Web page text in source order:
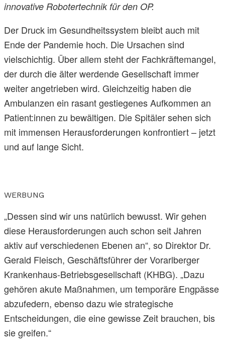
innovative Robotertechnik für den OP.
Der Druck im Gesundheitssystem bleibt auch mit
Ende der Pandemie hoch. Die Ursachen sind
vielschichtig. Über allem steht der Fachkräftemangel,
der durch die älter werdende Gesellschaft immer
weiter angetrieben wird. Gleichzeitig haben die
Ambulanzen ein rasant gestiegenes Aufkommen an
Patient:innen zu bewältigen. Die Spitäler sehen sich
mit immensen Herausforderungen konfrontiert – jetzt
und auf lange Sicht.
WERBUNG
„Dessen sind wir uns natürlich bewusst. Wir gehen
diese Herausforderungen auch schon seit Jahren
aktiv auf verschiedenen Ebenen an“, so Direktor Dr.
Gerald Fleisch, Geschäftsführer der Vorarlberger
Krankenhaus-Betriebsgesellschaft (KHBG). „Dazu
gehören akute Maßnahmen, um temporäre Engpässe
abzufedern, ebenso dazu wie strategische
Entscheidungen, die eine gewisse Zeit brauchen, bis
sie greifen.“